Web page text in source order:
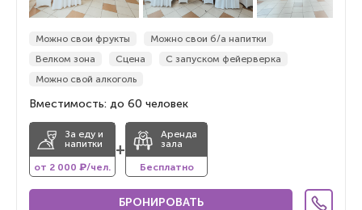
Можно свои фрукты
Можно свои б/а напитки
Велком зона
Сцена
С запуском фейерверка
Можно свой алкоголь
Вместимость: до 60 человек
За еду и
напитки
от 2 000 ₽/чел.
+
Аренда
зала
Бесплатно
БРОНИРОВАТЬ